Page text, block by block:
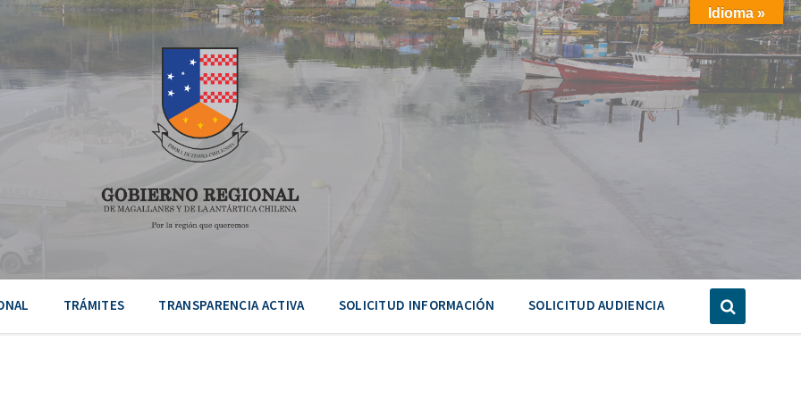
TRÁMITES TRANSPARENCIA ACTIVA SOLICITUD INFORMACIÓN SOLICITUD AUDIENCIA
Idioma »